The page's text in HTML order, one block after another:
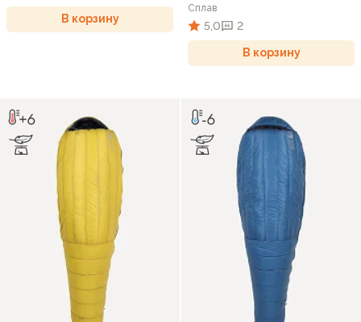
В корзину
Сплав
5,0 2
В корзину